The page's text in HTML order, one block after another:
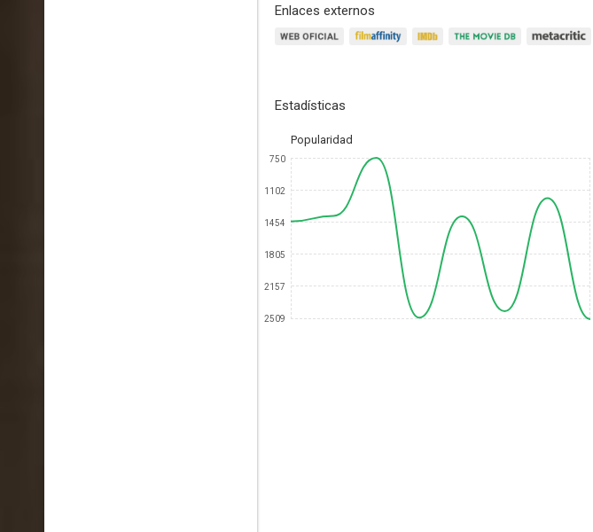
Enlaces externos
Estadísticas
Popularidad
750
1102
1454
1805
2157
2509